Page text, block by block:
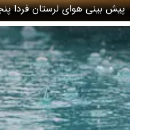
هشدار نسبت به وزش باد شدید